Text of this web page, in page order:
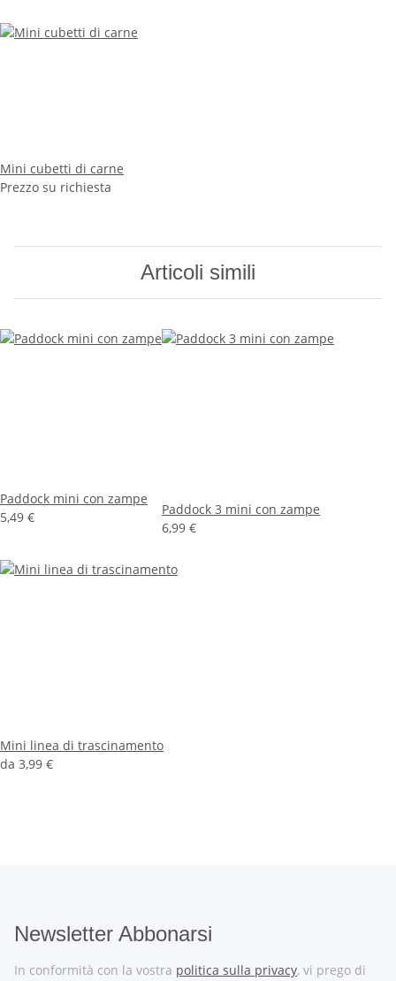
Mini cubetti di carne
Prezzo su richiesta
Articoli simili
Paddock mini con zampe
5,49 €
Paddock 3 mini con zampe
6,99 €
Mini linea di trascinamento
da 3,99 €
Newsletter Abbonarsi
In conformità con la vostra politica sulla privacy, vi prego di